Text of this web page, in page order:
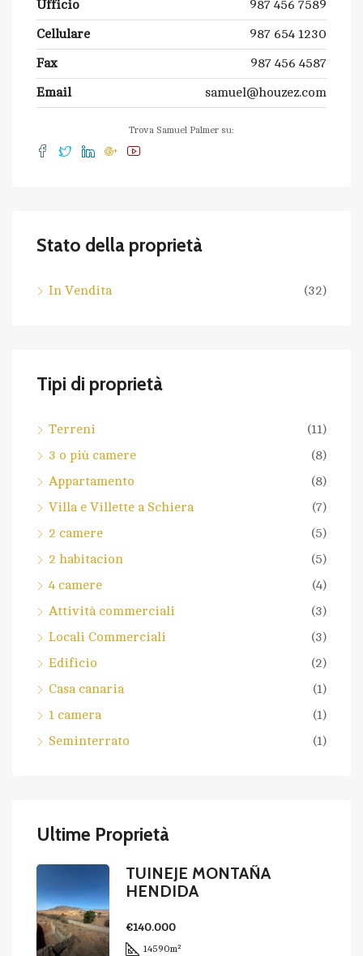
Ufficio
987 456 7589
Cellulare
987 654 1230
Fax
987 456 4587
Email
samuel@houzez.com
Trova Samuel Palmer su:
Stato della proprietà
In Vendita (32)
Tipi di proprietà
Terreni
(11)
3 o più camere
(8)
Appartamento
(8)
Villa e Villette a Schiera
(7)
2 camere
(5)
2 habitacion
(5)
4 camere
(4)
Attività commerciali
(3)
Locali Commerciali
(3)
Edificio
(2)
Casa canaria
(1)
1 camera
(1)
Seminterrato
(1)
Ultime Proprietà
TUINEJE MONTAÑA
HENDIDA
€140.000
14590m²